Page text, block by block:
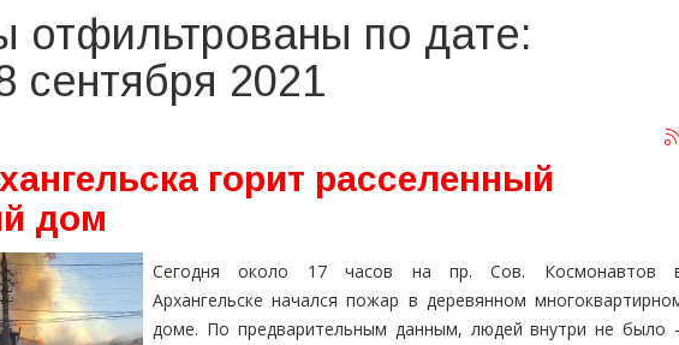
отфильтрованы по дате:
сентября 2021
горит расселенный
дом
Сегодня около 17 часов на пр. Сов. Космонавтов
Архангельске начался пожар в деревянном
доме. По предварительным данным, людей внутри не было